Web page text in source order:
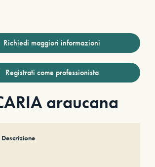
Richiedi maggiori informazioni
Registrati come professionista
araucana
Descrizione